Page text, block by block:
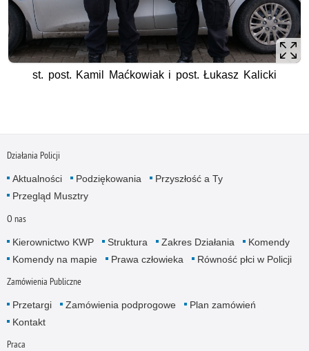
st. post. Kamil Maćkowiak i post. Łukasz Kalicki
Działania Policji
Aktualności Podziękowania
Przyszłość a Ty
Przegląd Musztry
O nas
Kierownictwo KWP Struktura Zakres Działania
Komendy
Komendy na mapie
Prawa człowieka Równość płci w Policji
Zamówienia Publiczne
Przetargi Zamówienia podprogowe
Plan zamówień
Kontakt
Praca